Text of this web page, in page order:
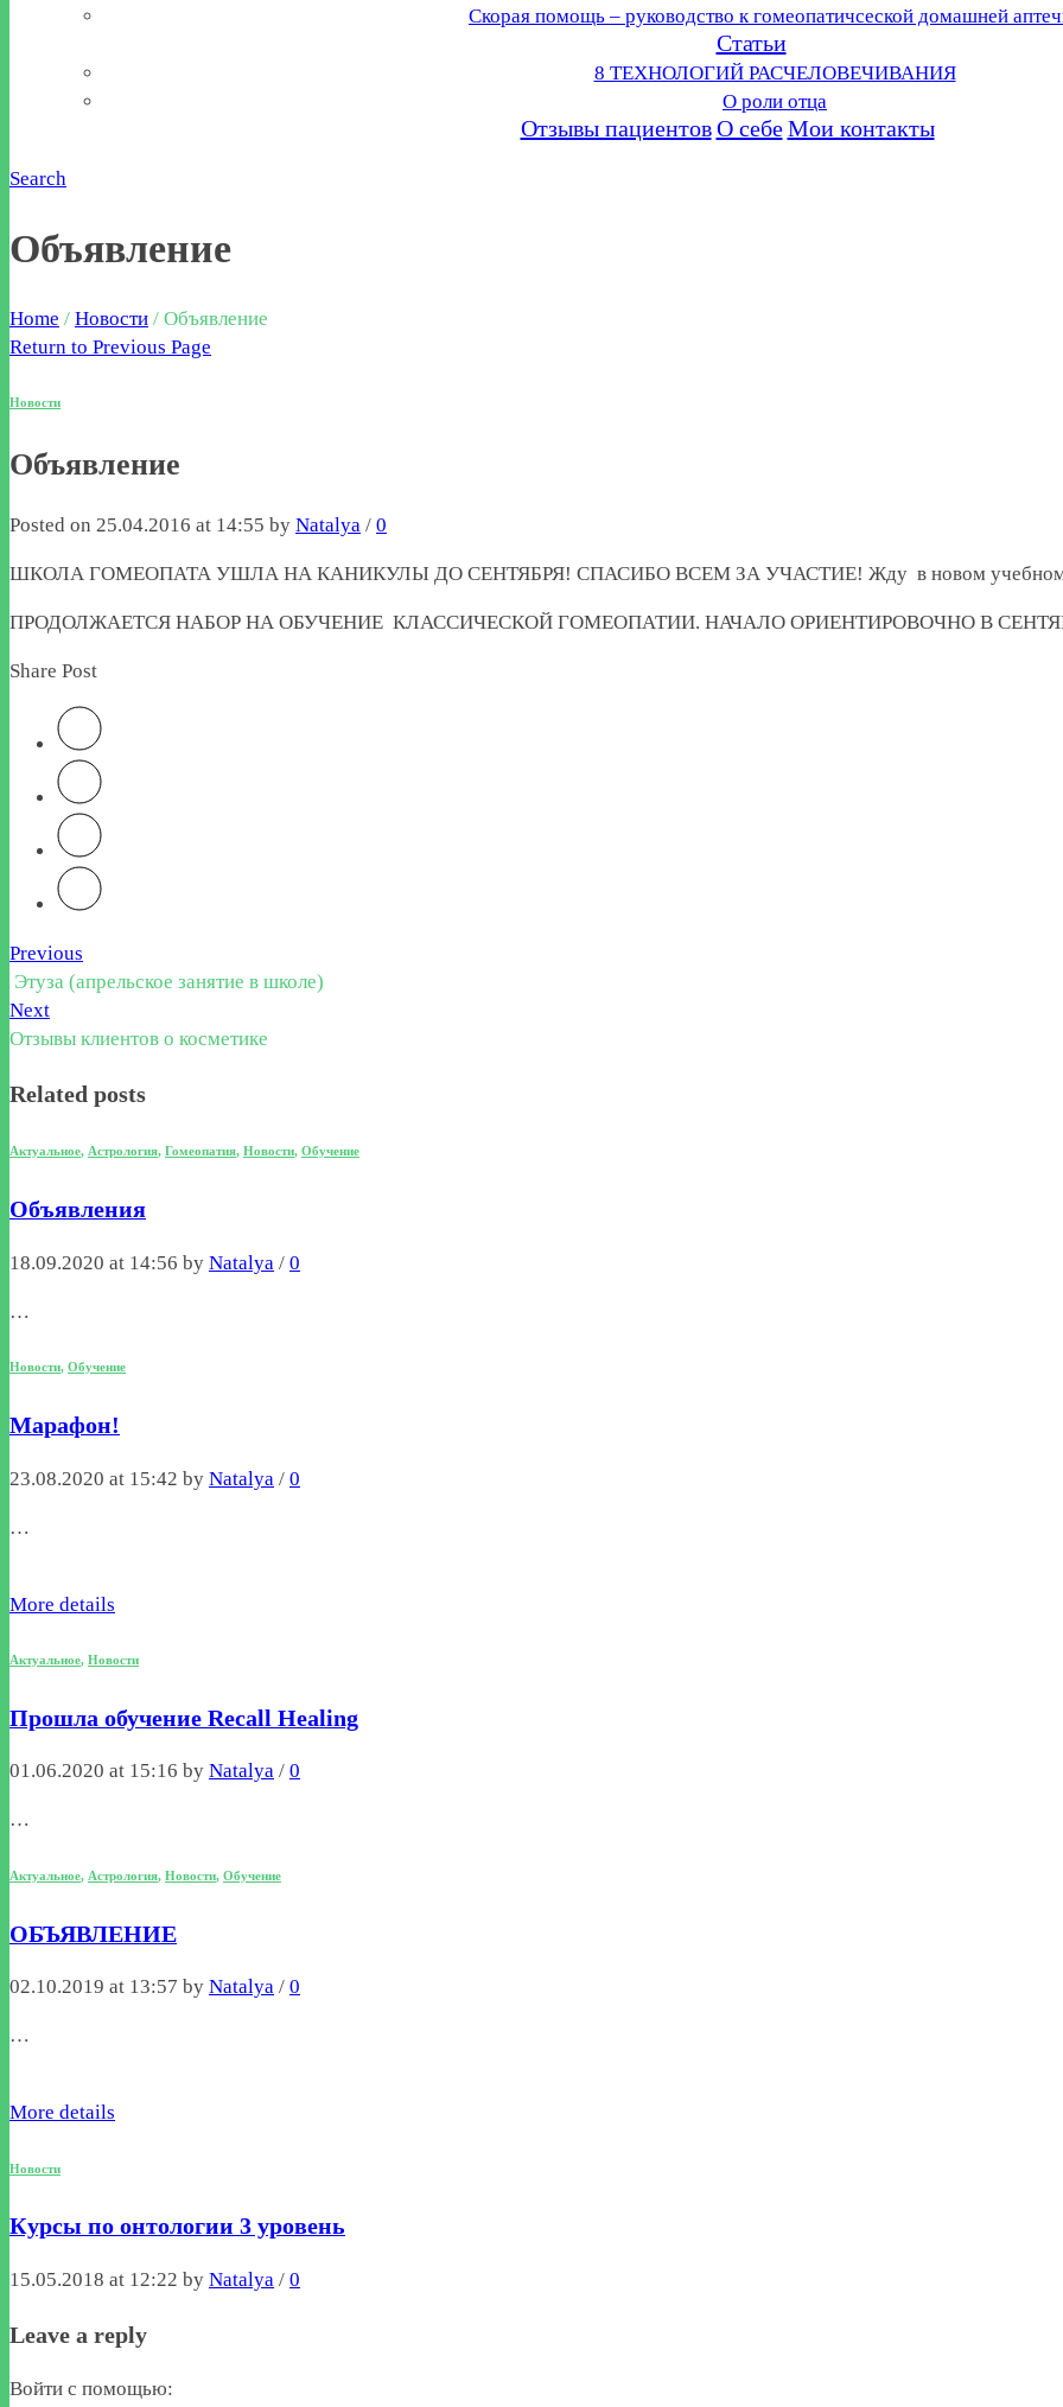
Скорая помощь – руководство к гомеопатичсеской домашней
Статьи
8 ТЕХНОЛОГИЙ РАСЧЕЛОВЕЧИВАНИЯ
О роли отца
Отзывы пациентов О себе Мои контакты
Search
Объявление
Home / Новости / Объявление
Return to Previous Page
Новости
Объявление
Posted on 25.04.2016 at 14:55 by Natalya / 0
ШКОЛА ГОМЕОПАТА УШЛА НА КАНИКУЛЫ ДО СЕНТЯБРЯ! СПАСИБО ВСЕМ ЗА УЧАСТИЕ! Жду в новом учебном
ПРОДОЛЖАЕТСЯ НАБОР НА ОБУЧЕНИЕ КЛАССИЧЕСКОЙ ГОМЕОПАТИИ. НАЧАЛО ОРИЕНТИРОВОЧНО В
Share Post
Previous
Этуза (апрельское занятие в школе)
Next
Отзывы клиентов о косметике
Related posts
Актуальное, Астрология, Гомеопатия, Новости, Обучение
Объявления
18.09.2020 at 14:56 by Natalya / 0
…
Новости, Обучение
Марафон!
23.08.2020 at 15:42 by Natalya / 0
…
More details
Актуальное, Новости
Прошла обучение Recall Healing
01.06.2020 at 15:16 by Natalya / 0
…
Актуальное, Астрология, Новости, Обучение
ОБЪЯВЛЕНИЕ
02.10.2019 at 13:57 by Natalya / 0
…
More details
Новости
Курсы по онтологии 3 уровень
15.05.2018 at 12:22 by Natalya / 0
Leave a reply
Войти с помощью: